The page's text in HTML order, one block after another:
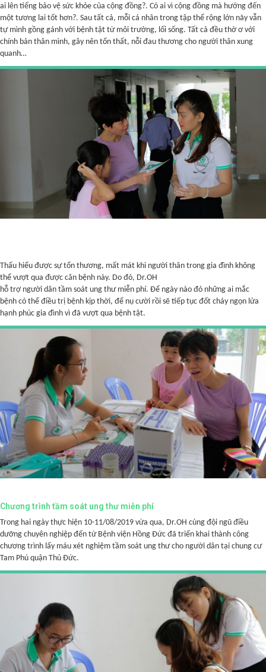
ai lên tiếng bảo vệ sức khỏe của cộng đồng?. Có ai vì cộng đồng mà hướng đến
một tương lai tốt hơn?. Sau tất cả, mỗi cá nhân trong tập thể rộng lớn nãy vẫn
tự mình gồng gánh với bệnh tật từ môi trường, lối sống. Tất cả đều thờ ơ với
chính bản thân mình, gây nên tổn thất, nỗi đau thương cho người thân xung
quanh…
Thấu hiểu được sự tổn thương, mất mát khi người thân trong gia đình không
thể vượt qua được căn bệnh này. Do đó, Dr.OH
hỗ trợ người dân tầm soát ung thư miễn phí. Để ngày nào đó những ai mắc
bệnh có thể điều trị bệnh kịp thời, để nụ cười rồi sẽ tiếp tục đốt cháy ngọn lửa
hạnh phúc gia đình vì đã vượt qua bệnh tật.
Chương trình tầm soát ung thư miễn phí
Trong hai ngày thực hiện 10-11/08/2019 vừa qua, Dr.OH cùng đội ngũ điều
dưỡng chuyên nghiệp đến từ Bệnh viện Hồng Đức đã triển khai thành công
chương trình lấy máu xét nghiệm tầm soát ung thư cho người dân tại chung cư
Tam Phú quận Thủ Đức.